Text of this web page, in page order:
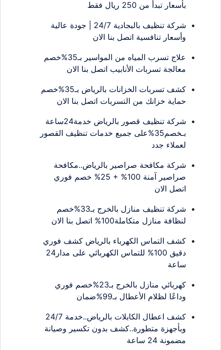
بأسعار تبدأ من 250 ريال فقط
شركة تنظيف بالبجادية 24/7 | جودة عالية
وأسعار تنافسية اتصل بنا الان
علاج تسرب المياه من المواسير بـ35%خصم
معالجة تسربات الأنابيب اتصل بنا الان
كشف تسربات الخزانات بالرياض بـ35%خصم
حماية خزانك من التسربات اتصل بنا الان
شركة تنظيف قصور بالرياض خدمة24ساعة
بـخصم35%على جميع خدمات تنظيف القصور
لعملاء جدد
شركة مكافحة صراصير بالرياض..مكافحة
صراصير آمنة 100% + 25% خصم فوري
اتصل الان
شركة تنظيف منازل بالخرج بـ33%خصم
لنظافة منازل متكاملة100% اتصل بنا الان
كشف التماس الكهرباء بالرياض كشف فوري
دقيق 100% للتماس الكهربائي على مدار24
ساعة
كهربائي منازل بالخرج بـ23%خصم فوري
وداعًا لظلام الأعطال بـ99%ضمان
كشف اعطال الكابلات بالرياض..خدمة 24/7
وبأجهزة متطورة..كشف بدون تكسير وصيانة
مضمونة 24 ساعة